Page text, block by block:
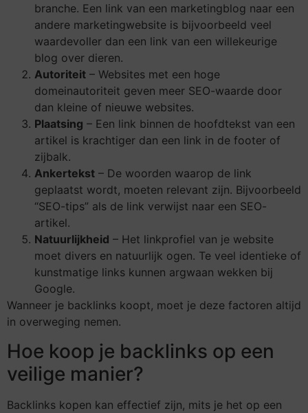
branche. Een link van een marketingblog naar een
andere marketingwebsite is bijvoorbeeld veel
waardevoller dan een link van een willekeurige
blog over dieren.
Autoriteit – Websites met een hoge
domeinautoriteit geven meer SEO-waarde door
dan kleine of nieuwe websites.
Plaatsing – Een link binnen de hoofdtekst van een
artikel is krachtiger dan een link in de footer of
zijbalk.
Ankertekst – De woorden waarop de link
geplaatst wordt, moeten relevant zijn. Bijvoorbeeld
“SEO-tips” als de link verwijst naar een SEO-
artikel.
Natuurlijkheid – Het linkprofiel van je website
moet divers en natuurlijk ogen. Te veel identieke of
kunstmatige links kunnen argwaan wekken bij
Google.
Wanneer je backlinks koopt, moet je deze factoren altijd
in overweging nemen.
Hoe koop je backlinks op een
veilige manier?
Backlinks kopen kan effectief zijn, mits je het op een